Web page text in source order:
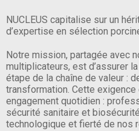
NUCLEUS capitalise sur un
d’expertise en sélection
Notre mission, partagée avec
multiplicateurs, est d’assurer
étape de la chaîne de valeur :
transformation. Cette exigence
engagement quotidien :
sécurité sanitaire et
technologique et fierté de nos